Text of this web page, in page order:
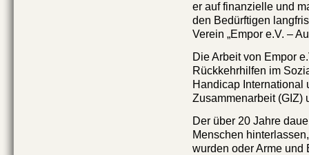
er auf finanzielle und
den Bedürftigen
Verein „Empor e.V. –
Die Arbeit von Empor
Rückkehrhilfen im
Handicap International
Zusammenarbeit (GIZ)
Der über 20 Jahre
Menschen
wurden oder Arme und